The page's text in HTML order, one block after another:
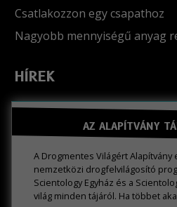
Csatlakozzon egy csapathoz
Nagyobb mennyiségű anyag
HÍREK
AZ ALAPÍTVÁNY
A Drogmentes Világért
nemzetközi drogfelvilágosító
Scientology Egyház és a
világ minden tájáról. Ha többet